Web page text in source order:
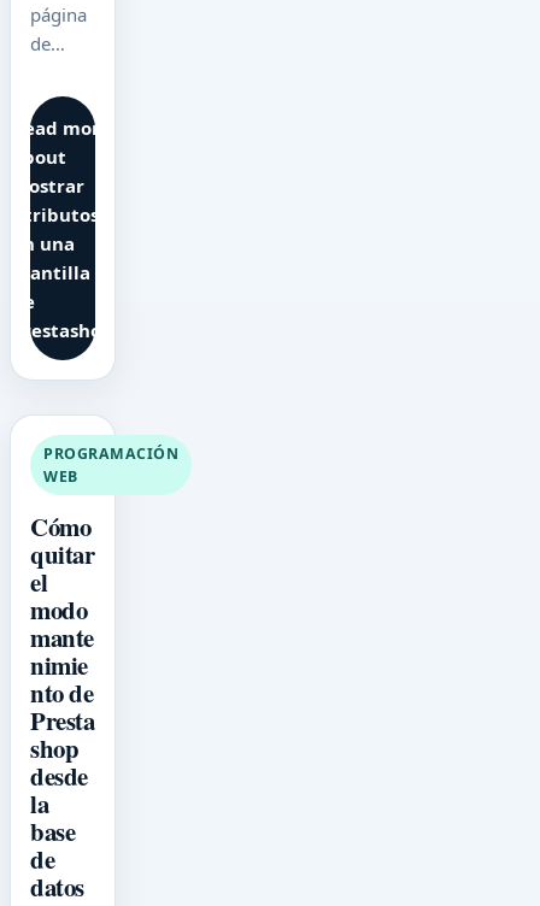
página
de…
Read more
about
Mostrar
Atributos
en una
plantilla
de
Prestashop
PROGRAMACIÓN
WEB
Cómo
quitar
el
modo
mante
nimie
nto de
Presta
shop
desde
la
base
de
datos